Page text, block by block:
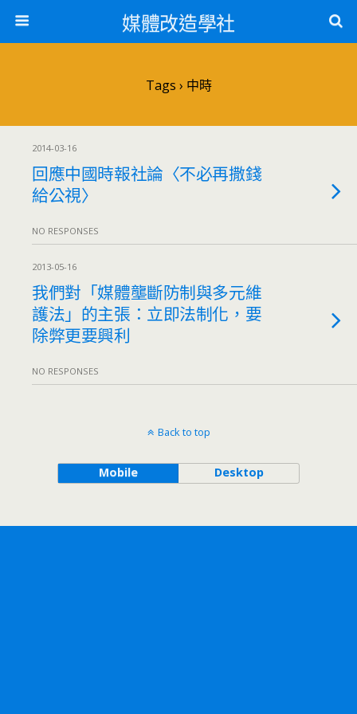
媒體改造學社
Tags › 中時
2014-03-16
回應中國時報社論〈不必再撒錢
給公視〉
NO RESPONSES
2013-05-16
我們對「媒體壟斷防制與多元維
護法」的主張：立即法制化，要
除弊更要興利
NO RESPONSES
Back to top
Mobile Desktop